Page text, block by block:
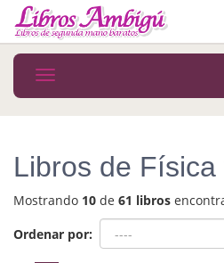
MENÚ PRINCIPAL
Novedades
MATERIAS
Astrología. Ocultismo
Toggle
navigation
Libros de
Mostrando 10 de 61 libros
Ordenar por: